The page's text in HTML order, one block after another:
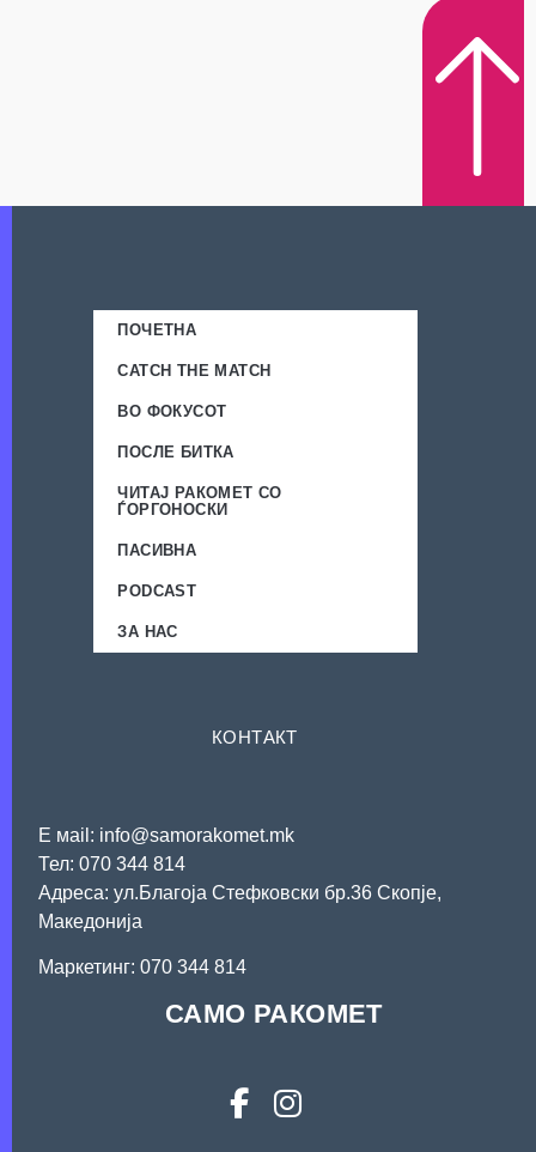
ПОЧЕТНА
CATCH THE MATCH
ВО ФОКУСОТ
ПОСЛЕ БИТКА
ЧИТАЈ РАКОМЕТ СО
ЃОРГОНОСКИ
ПАСИВНА
PODCAST
ЗА НАС
КОНТАКТ
Е мail: info@samorakomet.mk
Тел: 070 344 814
Адреса: ул.Благоја Стефковски бр.36 Скопје,
Македонија
Mаркетинг: 070 344 814
САМО РАКОМЕТ